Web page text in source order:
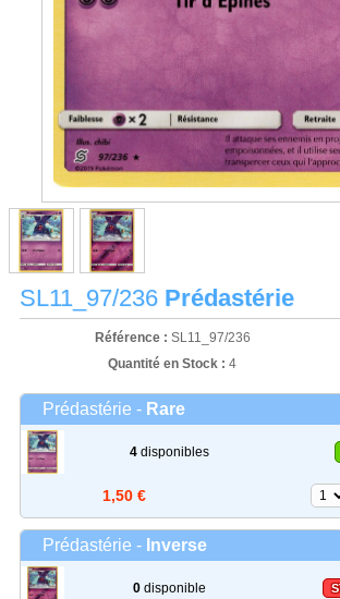
SL11_97/236 Prédastérie
Référence : SL11_97/236
Quantité en Stock : 4
Prédastérie - Rare
4 disponibles
1,50 €
Prédastérie - Inverse
0 disponible